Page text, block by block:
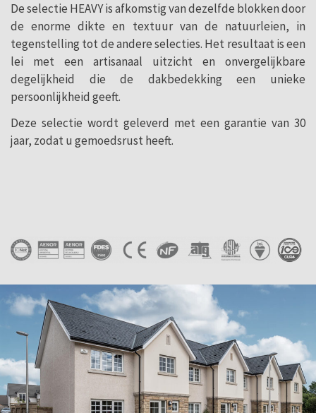
De selectie HEAVY is afkomstig van dezelfde blokken door
de enorme dikte en textuur van de natuurleien, in
tegenstelling tot de andere selecties. Het resultaat is een
lei met een artisanaal uitzicht en onvergelijkbare
degelijkheid die de dakbedekking een unieke
persoonlijkheid geeft.
Deze selectie wordt geleverd met een garantie van 30
jaar, zodat u gemoedsrust heeft.